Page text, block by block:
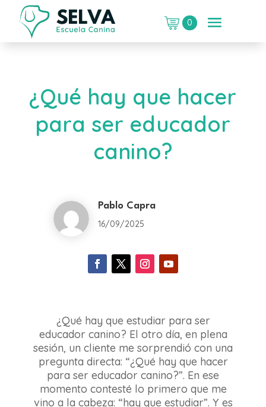
0
¿Qué hay que hacer
para ser educador
canino?
Pablo Capra
16/09/2025
¿Qué hay que estudiar para ser
educador canino? El otro día, en plena
sesión, un cliente me sorprendió con una
pregunta directa: “¿Qué hay que hacer
para ser educador canino?”. En ese
momento contesté lo primero que me
vino a la cabeza: “hay que estudiar”. Y es